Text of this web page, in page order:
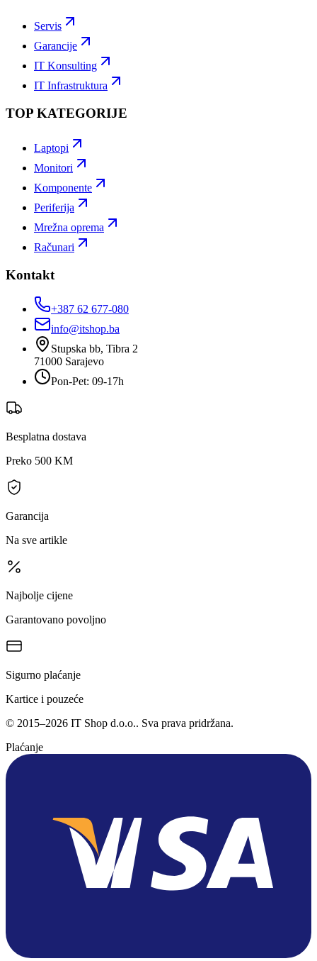
Servis
Garancije
IT Konsulting
IT Infrastruktura
TOP KATEGORIJE
Laptopi
Monitori
Komponente
Periferija
Mrežna oprema
Računari
Kontakt
+387 62 677-080
info@itshop.ba
Stupska bb, Tibra 2
71000 Sarajevo
Pon-Pet: 09-17h
Besplatna dostava
Preko 500 KM
Garancija
Na sve artikle
Najbolje cijene
Garantovano povoljno
Sigurno plaćanje
Kartice i pouzeće
© 2015–2026 IT Shop d.o.o.. Sva prava pridržana.
Plaćanje